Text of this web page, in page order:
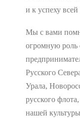
и к успеху
Мы с вами
огромную роль
Русского
Урала,
русского
нашей